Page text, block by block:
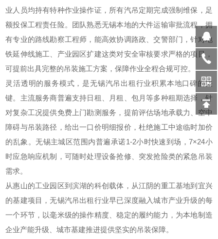
业人员均持有特种作业操作证，所有汽吊定期完成强制维保，足
额投保工程责任险。团队熟悉无锡本地的大件运输审批流程，拥
有专业的路线勘察工程师，能高效协调路政、交警部门，针对地
铁延伸线施工、产业园区扩建这类对安全审核要求严格的项目，
可提前出具完整的吊装施工方案，保障作业全程合规可控。
灵活透明的服务模式，是无锡汽吊出租行业积累本地口碑的关
键。主流服务商普遍支持日租、月租、包月等多种租期选择，针
对复杂工况提供免费上门勘测服务，提前评估场地承载力、空中
障碍与吊装路径，给出一口价明细报价，杜绝施工中途临时加价
的乱象。无锡主城区范围内普遍承诺1-2小时快速到场，7×24小
时应急响应机制，可随时处理设备抢修、突发抢险类的紧急吊装
需求。
从惠山的工业园区到滨湖的科创载体，从江阴的重工基地到宜兴
的基建项目，无锡汽吊出租行业早已深度融入城市产业升级的每
一个环节，以毫米级的操作精度、稳定的履约能力，为本地制造
企业产能升级、城市基建推进提供坚实的吊装保障。